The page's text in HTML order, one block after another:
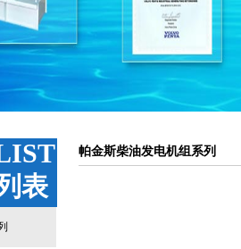
表
帕金斯柴油发电机组系列